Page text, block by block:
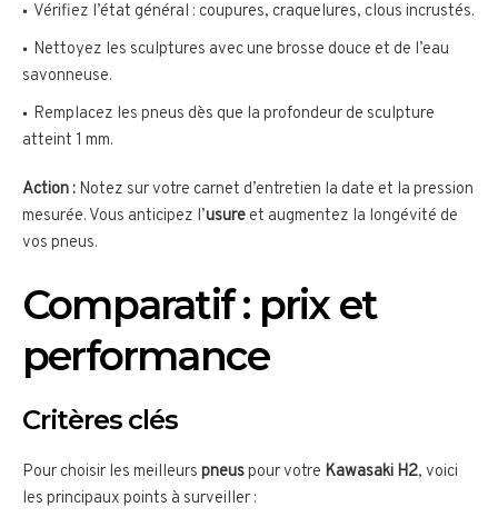
Vérifiez l’état général : coupures, craquelures, clous incrustés.
Nettoyez les sculptures avec une brosse douce et de l’eau
savonneuse.
Remplacez les pneus dès que la profondeur de sculpture
atteint 1 mm.
Action : Notez sur votre carnet d’entretien la date et la pression
mesurée. Vous anticipez l’usure et augmentez la longévité de
vos pneus.
Comparatif : prix et
performance
Critères clés
Pour choisir les meilleurs pneuspour votre Kawasaki H2, voici
les principaux points à surveiller :